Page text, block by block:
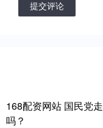
提交评论
168配资网站 国民党
吗？